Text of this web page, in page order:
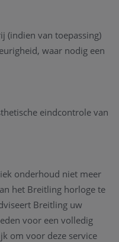
(indien van toepassing)
waar nodig een
eindcontrole van
onderhoud niet meer
het Breitling horloge te
Breitling uw
voor een volledig
om voor deze service